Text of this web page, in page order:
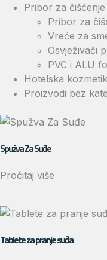
Pribor za čišćenje
Pribor za
Vreće za
Osvježivači
PVC i ALU
Hotelska
Proizvodi bez
Spužva Za Suđe
Pročitaj više
Tablete za pranje suđa